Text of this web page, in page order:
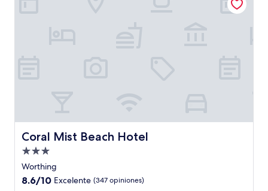
Coral Mist Beach Hotel
Coral Mist Beach Hotel
Propiedad
de
3.0
Worthing
8.6
8.6/10 Excelente (347 opiniones)